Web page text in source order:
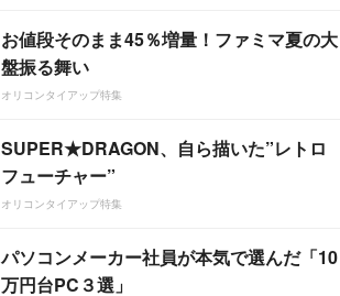
お値段そのまま45％増量！ファミマ夏の大
盤振る舞い
オリコンタイアップ特集
SUPER★DRAGON、自ら描いた”レトロ
フューチャー”
オリコンタイアップ特集
パソコンメーカー社員が本気で選んだ「10
万円台PC３選」